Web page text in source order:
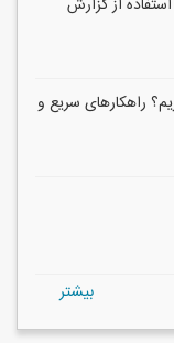
از گزارش
راهکارهای سریع و
بيشتر